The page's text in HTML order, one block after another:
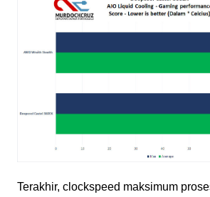
Terakhir, clockspeed maksimum